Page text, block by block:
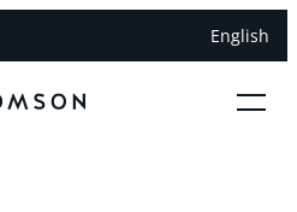
English